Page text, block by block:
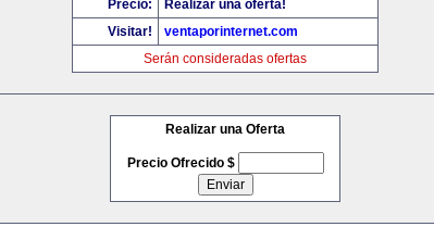
Precio:
Realizar una oferta!
Visitar!
ventaporinternet.com
Serán consideradas ofertas
Realizar una Oferta
Precio Ofrecido $